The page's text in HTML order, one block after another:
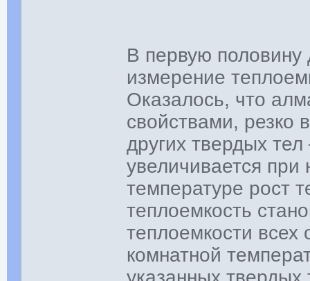
В первую половину
измерение
Оказалось, что
свойствами, резко
других твердых
увеличивается при
температуре рост
теплоемкость
теплоемкости всех
комнатной